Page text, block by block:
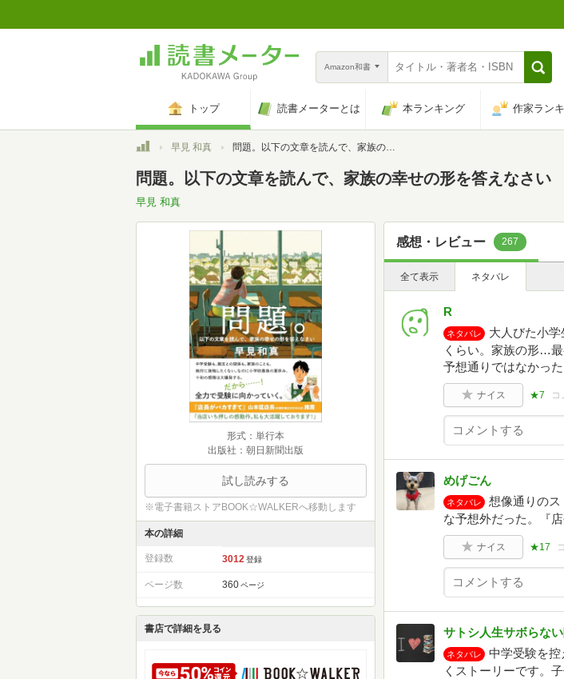
Amazon和書
トップ 読書メーターとは 本ランキング 作家ラン
トップ早見 和真 問題。以下の文章を読んで、家族の幸せの形を答えなさい
問題。以下の文章を読んで、家族の幸せの形を答えなさい
早見 和真
形式：単行本
出版社：朝日新聞出版
試し読みする
※電子書籍ストアBOOK☆WALKERへ移動します
本の詳細
登録数 3012 登録
ページ数 360 ページ
書店で詳細を見る
感想・レビュー 267
全て表示 ネタバレ
R
ネタバレ
大人びた小
くらい。家族の形…
予想通りではなかっ
ナイス ★7 コ
めげごん
ネタバレ
想像通りの
な予想外だった。『
ナイス ★17
サトシ人生サボらな
ネタバレ
中学受験を
くストーリーです。